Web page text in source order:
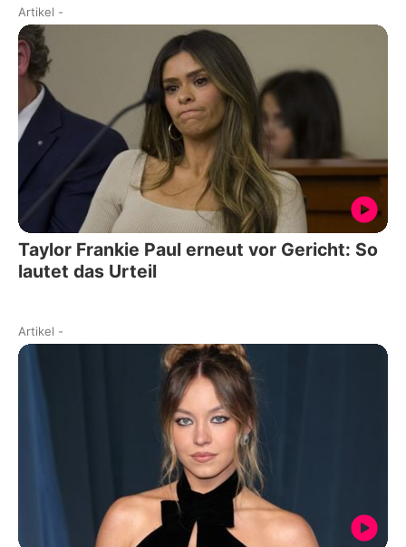
Artikel -
Taylor Frankie Paul erneut vor Gericht: So
lautet das Urteil
Artikel -